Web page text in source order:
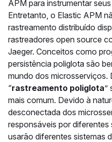
APM para instrumentar
Entretanto, o Elastic APM
rastreamento distribuído
rastreadores open source
Jaeger. Conceitos como
persistência poliglota são
mundo dos microsserviços.
“rastreamento poliglota”
mais comum. Devido à
desconectada dos
responsáveis por
usarão diferentes sistemas